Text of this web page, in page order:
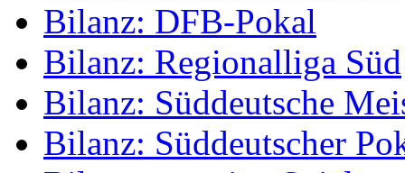
Bilanz: DFB-Pokal
Bilanz: Regionalliga Süd
Bilanz: Süddeutsche
Bilanz: Süddeutscher